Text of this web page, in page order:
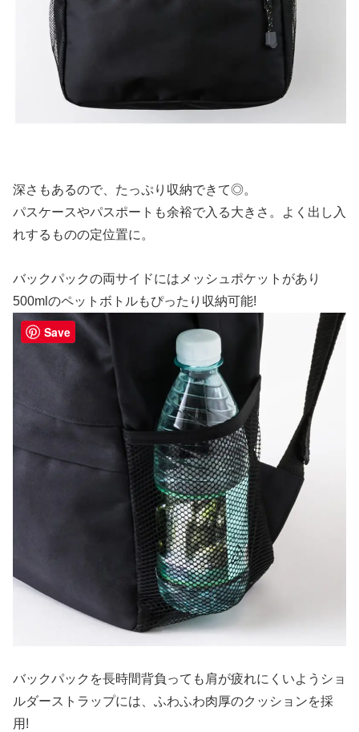
深さもあるので、たっぷり収納できて◎。
パスケースやパスポートも余裕で入る大きさ。よく出し入
れするものの定位置に。
バックパックの両サイドにはメッシュポケットがあり
500mlのペットボトルもぴったり収納可能!
バックパックを長時間背負っても肩が疲れにくいようショ
ルダーストラップには、ふわふわ肉厚のクッションを採
用!
Save